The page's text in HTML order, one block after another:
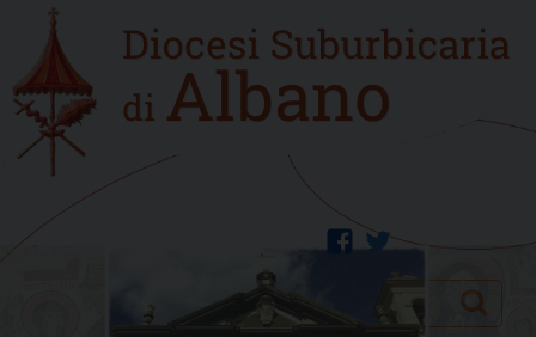
content
Home
new
twitter
facebook
Search